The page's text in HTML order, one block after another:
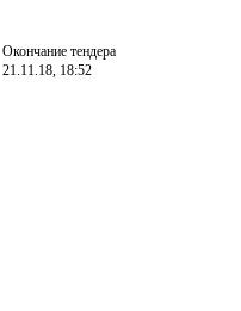
Окончание тендера
21.11.18, 18:52